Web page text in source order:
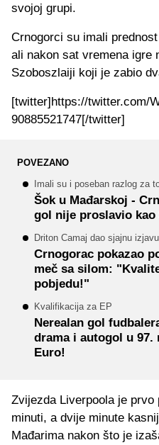
svojoj grupi.
Crnogorci su imali
ali nakon sat vremena igre
Szoboszlaiji koji je zabio
[twitter]https://twitter.com/
90885521747[/twitter]
POVEZANO
Imali su i poseban razlog za
Šok u Mađarskoj -
gol nije proslavio kao
Driton Camaj dao sjajnu izjavu
Crnogorac pokazao
meč sa silom:
pobjedu!"
Kvalifikacija za EP
Nerealan gol
drama i autogol u 97.
Euro!
Zvijezda Liverpoola je prvo
minuti, a dvije minute
Mađarima nakon što je